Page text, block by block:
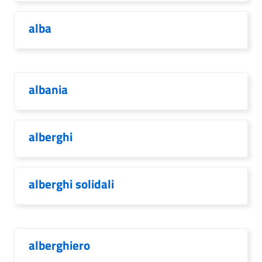
alba
albania
alberghi
alberghi solidali
alberghiero